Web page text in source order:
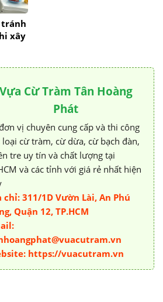
tránh
xây
Vựa Cừ Tràm Tân Hoàng
Phát
vị chuyên cung cấp và thi công
loại cừ tràm, cừ dừa, cừ bạch đàn,
tre uy tín và chất lượng tại
và các tỉnh với giá rẻ nhất hiện
chỉ: 311/1D Vườn Lài, An Phú
Quận 12, TP.HCM
https://vuacutram.vn